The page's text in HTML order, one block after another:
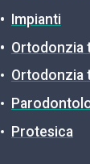
Impianti
Ortodonzia
Ortodonzia
Protesica